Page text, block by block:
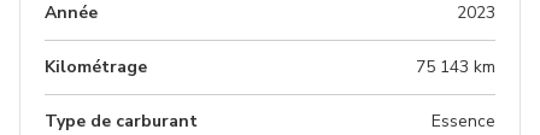
Année 2023
Kilométrage 75 143 km
Type de carburant Essence